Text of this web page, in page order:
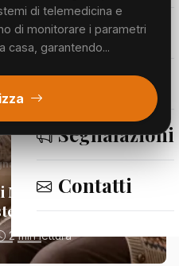
Meteo
Eventi
Segnalazioni
Contatti
di telemedicina e
di monitorare i parametri
casa, garantendo...
Mano:
Domiciliare
2 min lettura